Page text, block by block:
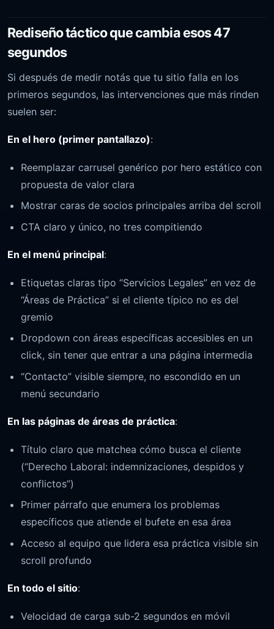
Rediseño táctico que cambia esos 47
segundos
Si después de medir notás que tu sitio falla en los
primeros segundos, las intervenciones que más rinden
suelen ser:
En el hero (primer pantallazo):
Reemplazar carrusel genérico por hero estático con
propuesta de valor clara
Mostrar caras de socios principales arriba del scroll
CTA claro y único, no tres compitiendo
En el menú principal:
Etiquetas claras tipo “Servicios Legales” en vez de
“Áreas de Práctica” si el cliente típico no es del
gremio
Dropdown con áreas específicas accesibles en un
click, sin tener que entrar a una página intermedia
“Contacto” visible siempre, no escondido en un
menú secundario
En las páginas de áreas de práctica:
Título claro que matchea cómo busca el cliente
(“Derecho Laboral: indemnizaciones, despidos y
conflictos”)
Primer párrafo que enumera los problemas
específicos que atiende el bufete en esa área
Acceso al equipo que lidera esa práctica visible sin
scroll profundo
En todo el sitio:
Velocidad de carga sub-2 segundos en móvil